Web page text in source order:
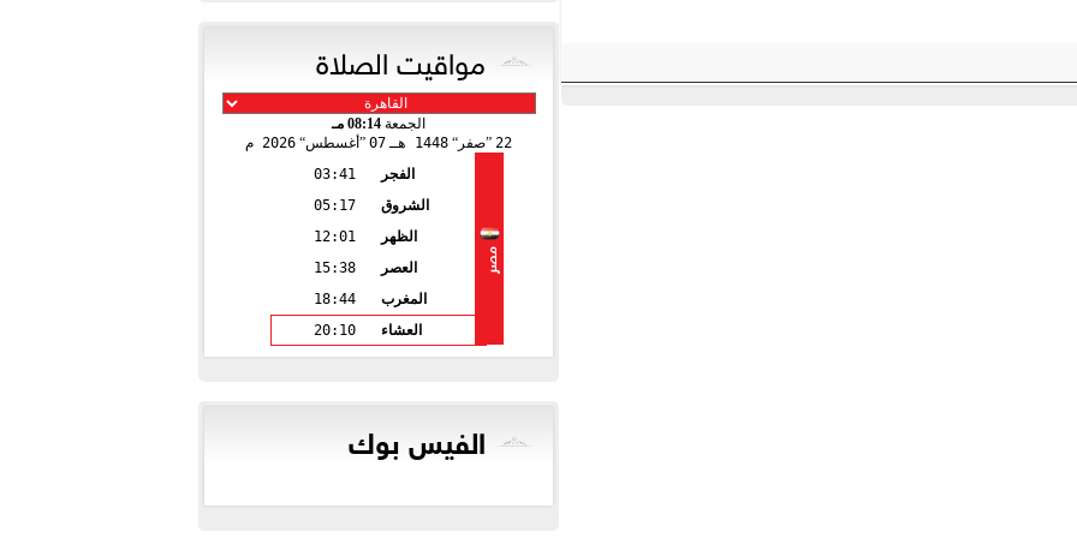
مواقيت الصلاة
الجمعة 08:14 مـ
22 صفر 1448 هـ 07 أغسطس 2026 م
مصر
الفجر
03:41
الشروق
05:17
الظهر
12:01
العصر
15:38
المغرب
18:44
العشاء
20:10
الفيس بوك